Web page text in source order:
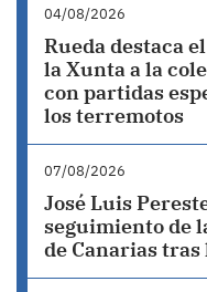
04/08/2026
Rueda destaca
la Xunta a la
con partidas
los terremotos
07/08/2026
José Luis
seguimiento de
de Canarias